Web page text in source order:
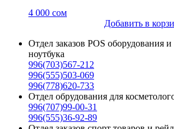
4 000 сом
Добавить в
Отдел заказов POS оборудования
ноутбука
996(703)567-212
996(555)503-069
996(778)620-733
Отдел обрудования для
996(707)99-00-31
996(555)36-92-89